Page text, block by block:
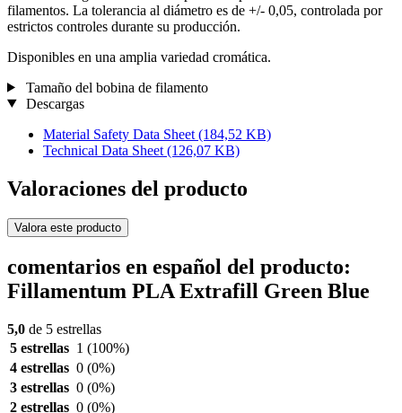
filamentos. La tolerancia al diámetro es de +/- 0,05, controlada por
estrictos controles durante su producción.
Disponibles en una amplia variedad cromática.
Tamaño del bobina de filamento
Descargas
Material Safety Data Sheet (184,52 KB)
Technical Data Sheet (126,07 KB)
Valoraciones del producto
Valora este producto
comentarios en español del producto:
Fillamentum PLA Extrafill Green Blue
5,0 de 5 estrellas
5 estrellas 1 (100%)
4 estrellas 0 (0%)
3 estrellas 0 (0%)
2 estrellas 0 (0%)